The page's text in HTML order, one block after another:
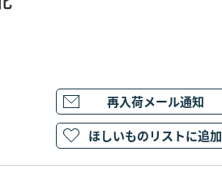
再入荷メール通知
ほしいものリストに追加